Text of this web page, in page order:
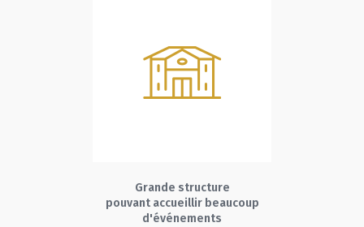
Grande structure
pouvant accueillir beaucoup
d'événements